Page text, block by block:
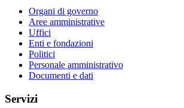
Organi di governo
Aree amministrative
Uffici
Enti e fondazioni
Politici
Personale amministrativo
Documenti e dati
Servizi